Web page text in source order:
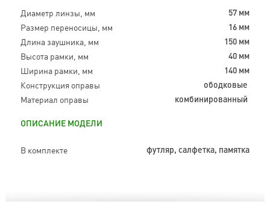
Диаметр линзы, мм 57 мм
Размер переносицы, мм 16 мм
Длина заушника, мм 150 мм
Высота рамки, мм 40 мм
Ширина рамки, мм 140 мм
Конструкция оправы ободковые
Материал оправы комбинированный
ОПИСАНИЕ МОДЕЛИ
В комплекте футляр, салфетка, памятка